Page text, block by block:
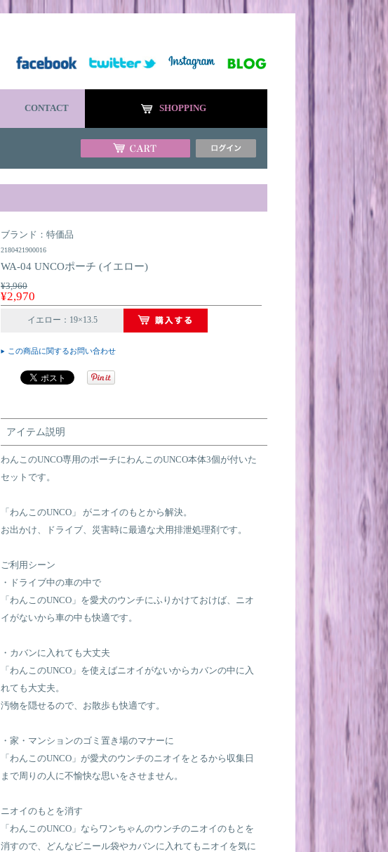
CONTACT SHOPPING
ブランド：特価品
2180421900016
WA-04 UNCOポーチ (イエロー)
¥3,960
¥2,970
イエロー：19×13.5
この商品に関するお問い合わせ
アイテム説明
わんこのUNCO専用のポーチにわんこのUNCO本体3個が付いた
セットです。
「わんこのUNCO」 がニオイのもとから解決。
お出かけ、ドライブ、災害時に最適な犬用排泄処理剤です。
ご利用シーン
・ドライブ中の車の中で
「わんこのUNCO」を愛犬のウンチにふりかけておけば、ニオ
イがないから車の中も快適です。
・カバンに入れても大丈夫
「わんこのUNCO」を使えばニオイがないからカバンの中に入
れても大丈夫。
汚物を隠せるので、お散歩も快適です。
・家・マンションのゴミ置き場のマナーに
「わんこのUNCO」が愛犬のウンチのニオイをとるから収集日
まで周りの人に不愉快な思いをさせません。
ニオイのもとを消す
「わんこのUNCO」ならワンちゃんのウンチのニオイのもとを
消すので、どんなビニール袋やカバンに入れてもニオイを気に